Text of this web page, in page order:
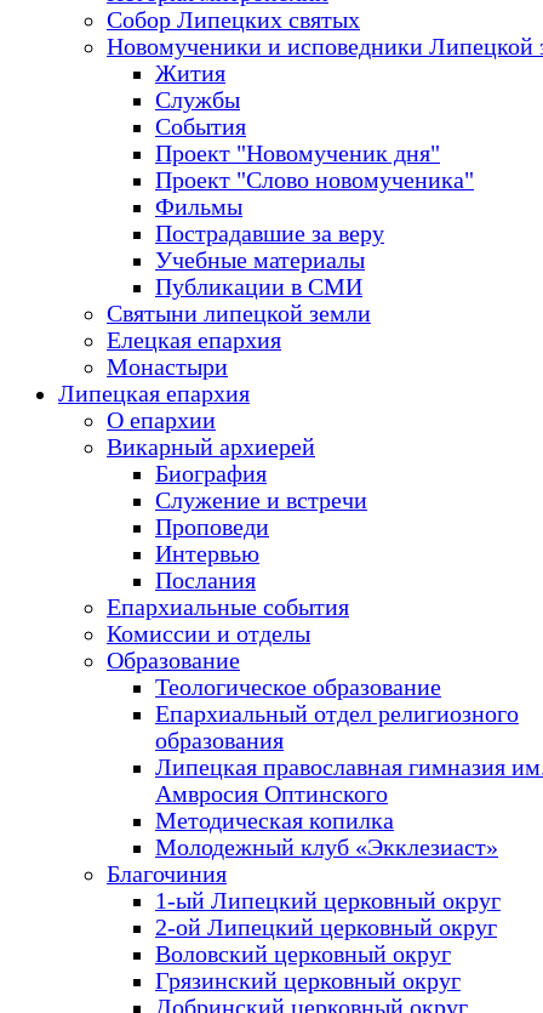
Собор Липецких святых
Новомученики и исповедники Липецкой
Жития
Службы
События
Проект "Новомученик дня"
Проект "Слово новомученика"
Фильмы
Пострадавшие за веру
Учебные материалы
Публикации в СМИ
Святыни липецкой земли
Елецкая епархия
Монастыри
Липецкая епархия
О епархии
Викарный архиерей
Биография
Служение и встречи
Проповеди
Интервью
Послания
Епархиальные события
Комиссии и отделы
Образование
Теологическое образование
Епархиальный отдел религиозного
образования
Липецкая православная гимназия
Амвросия Оптинского
Методическая копилка
Молодежный клуб «Экклезиаст»
Благочиния
1-ый Липецкий церковный округ
2-ой Липецкий церковный округ
Воловский церковный округ
Грязинский церковный округ
Добринский церковный округ